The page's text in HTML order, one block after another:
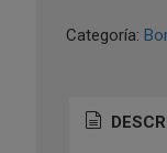
Categoría: